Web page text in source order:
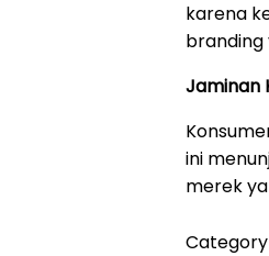
karena
branding
Jaminan
ini
merek
Category